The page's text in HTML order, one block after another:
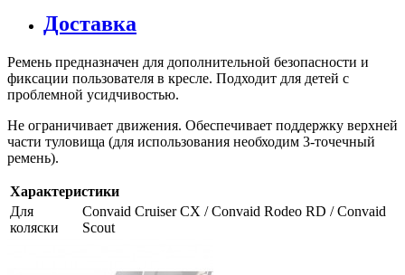
Доставка
Ремень предназначен для дополнительной безопасности и
фиксации пользователя в кресле. Подходит для детей с
проблемной усидчивостью.
Не ограничивает движения. Обеспечивает поддержку верхней
части туловища (для использования необходим 3-точечный
ремень).
Характеристики
Для
коляски
Convaid Cruiser CX / Convaid Rodeo RD / Convaid
Scout